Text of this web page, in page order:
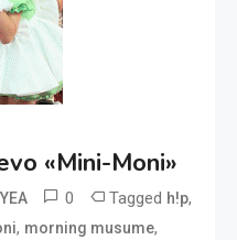
«Mini-Moni»
0 Tagged h!p,
, morning musume,